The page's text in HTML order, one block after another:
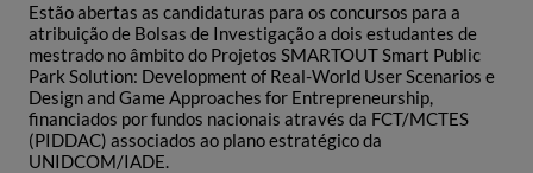
Estão abertas as candidaturas para os concursos para a
atribuição de Bolsas de Investigação a dois estudantes de
mestrado no âmbito do Projetos SMARTOUT Smart Public
Park Solution: Development of Real-World User Scenarios e
Design and Game Approaches for Entrepreneurship,
financiados por fundos nacionais através da FCT/MCTES
(PIDDAC) associados ao plano estratégico da
UNIDCOM/IADE.